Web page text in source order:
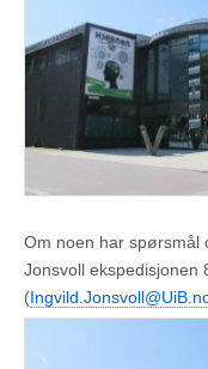
Om noen har spørsmål
Jonsvoll ekspedisjonen
(